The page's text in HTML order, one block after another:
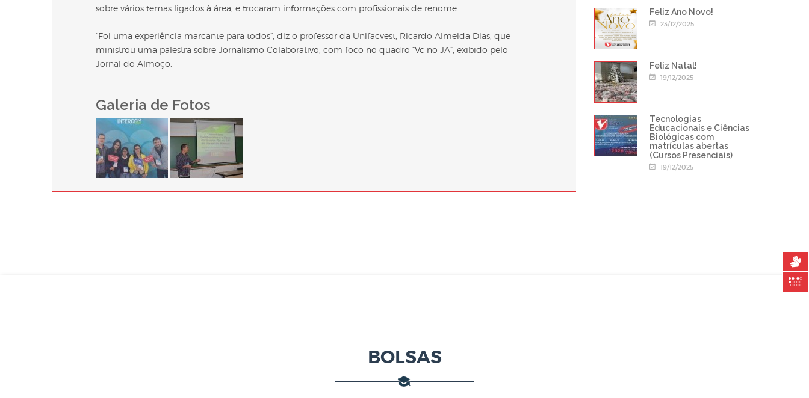
sobre vários temas ligados à área, e trocaram informações com profissionais de renome.
“Foi uma experiência marcante para todos”, diz o professor da Unifacvest, Ricardo Almeida Dias, que
ministrou uma palestra sobre Jornalismo Colaborativo, com foco no quadro “Vc no JA”, exibido pelo
Jornal do Almoço.
Galeria de Fotos
Feliz Ano Novo!
23/12/2025
Feliz Natal!
19/12/2025
Tecnologias
Educacionais e Ciências
Biológicas com
matrículas abertas
(Cursos Presenciais)
19/12/2025
BOLSAS